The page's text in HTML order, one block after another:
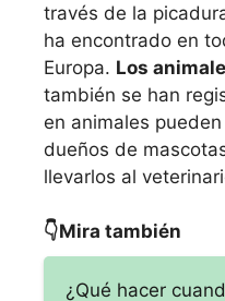
través de la
ha encontrado en
Europa. Los
también se han
en animales
dueños de
llevarlos al
👇Mira también
¿Qué hacer